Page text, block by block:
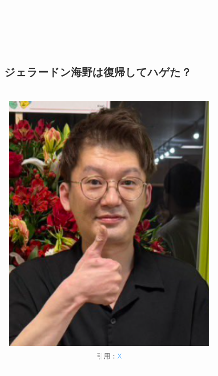
ジェラードン海野は復帰してハゲた？
引用： X